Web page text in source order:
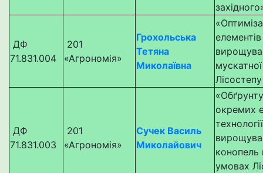
ДФ
71.831.004
201
«Агрономія»
Грохольська
Тетяна
Миколаївна
елементів
ДФ
71.831.003
201
«Агрономія»
Сучек Василь
Миколайович
окремих
технології
конопель
умовах